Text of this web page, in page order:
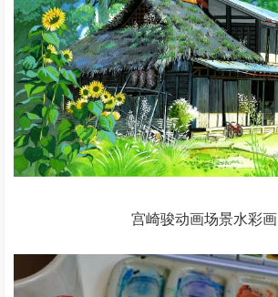
宫崎骏动画场景水彩画